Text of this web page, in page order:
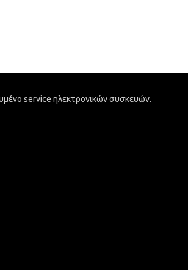
service ηλεκτρονικών συσκευών.